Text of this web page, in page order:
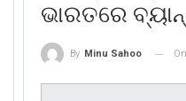
ଭାରତରେ ବ୍ୟାନ୍
By Minu Sahoo On